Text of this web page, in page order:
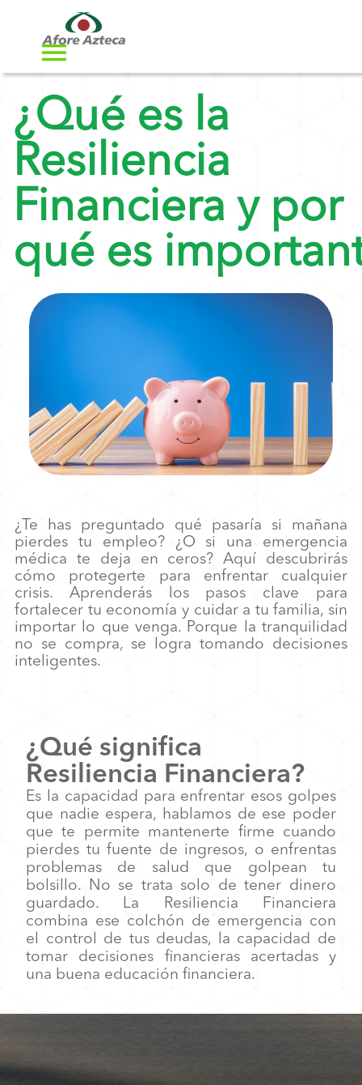
¿Qué es la
Resiliencia
Financiera y por
qué es
¿Te has preguntado qué pasaría si mañana
pierdes tu empleo? ¿O si una emergencia
médica te deja en ceros? Aquí descubrirás
cómo protegerte para enfrentar cualquier
crisis. Aprenderás los pasos clave para
fortalecer tu economía y cuidar a tu familia, sin
importar lo que venga. Porque la tranquilidad
no se compra, se logra tomando decisiones
inteligentes.
¿Qué significa
Resiliencia Financiera?
Es la capacidad para enfrentar esos golpes
que nadie espera, hablamos de ese poder
que te permite mantenerte firme cuando
pierdes tu fuente de ingresos, o enfrentas
problemas de salud que golpean tu
bolsillo. No se trata solo de tener dinero
guardado. La Resiliencia Financiera
combina ese colchón de emergencia con
el control de tus deudas, la capacidad de
tomar decisiones financieras acertadas y
una buena educación financiera.